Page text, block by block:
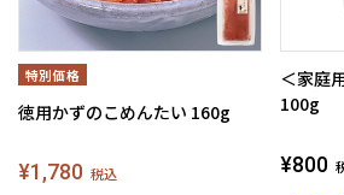
徳用かずのこめんたい 160g
¥1,780 税込
＜家庭
100g
¥800